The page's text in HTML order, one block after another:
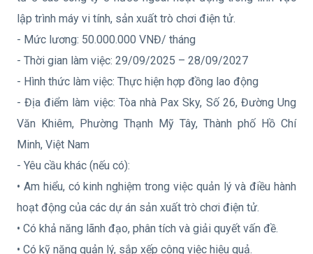
lập trình máy vi tính, sản xuất trò chơi điện tử.
- Mức lương: 50.000.000 VNĐ/ tháng
- Thời gian làm việc: 29/09/2025 – 28/09/2027
- Hình thức làm việc: Thực hiện hợp đồng lao động
- Địa điểm làm việc: Tòa nhà Pax Sky, Số 26, Đường Ung
Văn Khiêm, Phường Thạnh Mỹ Tây, Thành phố Hồ Chí
Minh, Việt Nam
- Yêu cầu khác (nếu có):
• Am hiểu, có kinh nghiệm trong việc quản lý và điều hành
hoạt động của các dự án sản xuất trò chơi điện tử.
• Có khả năng lãnh đạo, phân tích và giải quyết vấn đề.
• Có kỹ năng quản lý, sắp xếp công việc hiệu quả.